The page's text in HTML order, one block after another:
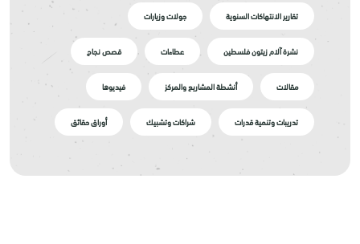
تقارير الانتهاكات السنوية جولات وزيارات
نشرة آلام زيتون فلسطين عطاءات قصص نجاح
مقالات أنشطة المشاريع والمركز فيديوها
تدريبات وتنمية قدرات شراكات وتشبيك أوراق حقائق